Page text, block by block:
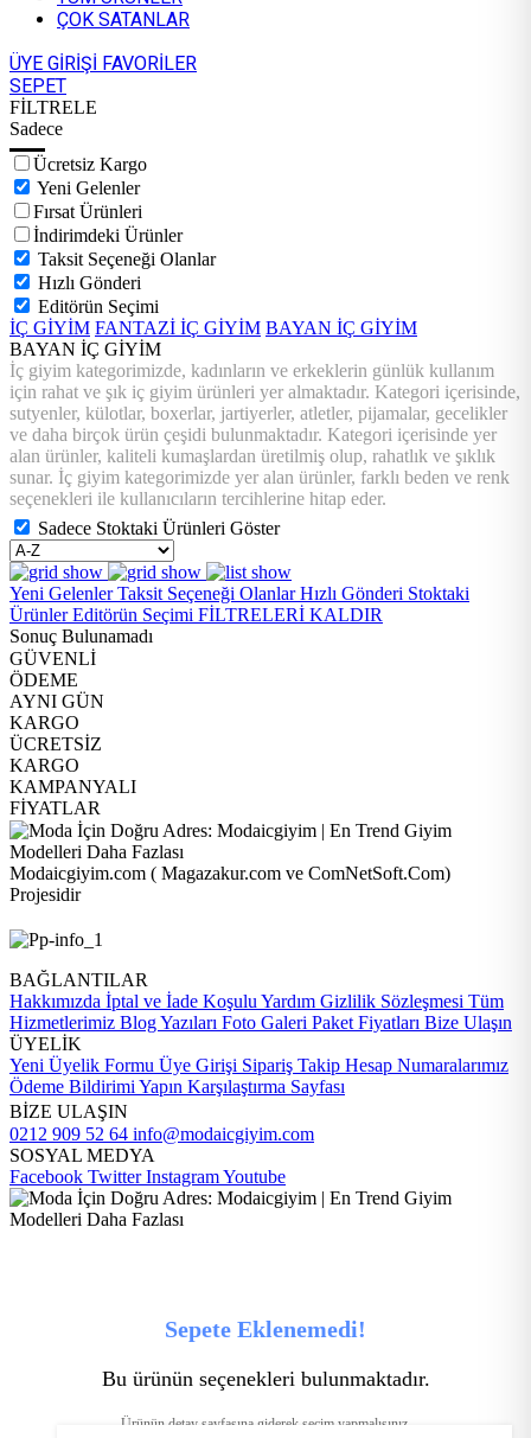
ÇOK SATANLAR
ÜYE GİRİŞİ FAVORİLER
SEPET
FİLTRELE
Sadece
Ücretsiz Kargo
Yeni Gelenler
Fırsat Ürünleri
İndirimdeki Ürünler
Taksit Seçeneği Olanlar
Hızlı Gönderi
Editörün Seçimi
İÇ GİYİM FANTAZİ İÇ GİYİM BAYAN İÇ GİYİM
BAYAN İÇ GİYİM
İç giyim kategorimizde, kadınların ve erkeklerin günlük kullanım
için rahat ve şık iç giyim ürünleri yer almaktadır. Kategori içerisinde,
sutyenler, külotlar, boxerlar, jartiyerler, atletler, pijamalar, gecelikler
ve daha birçok ürün çeşidi bulunmaktadır. Kategori içerisinde yer
alan ürünler, kaliteli kumaşlardan üretilmiş olup, rahatlık ve şıklık
sunar. İç giyim kategorimizde yer alan ürünler, farklı beden ve renk
seçenekleri ile kullanıcıların tercihlerine hitap eder.
Sadece Stoktaki Ürünleri Göster
Yeni GelenlerTaksit Seçeneği OlanlarHızlı Gönderi Stoktaki
ÜrünlerEditörün Seçimi FİLTRELERİ KALDIR
Sonuç Bulunamadı
GÜVENLİ
ÖDEME
AYNI GÜN
KARGO
ÜCRETSİZ
KARGO
KAMPANYALI
FİYATLAR
Modaicgiyim.com ( Magazakur.com ve ComNetSoft.Com)
Projesidir
BAĞLANTILAR
Hakkımızda İptal ve İade Koşulu Yardım Gizlilik Sözleşmesi Tüm
Hizmetlerimiz Blog Yazıları Foto Galeri Paket Fiyatları Bize Ulaşın
ÜYELİK
Yeni Üyelik Formu Üye Girişi Sipariş Takip Hesap Numaralarımız
Ödeme Bildirimi Yapın Karşılaştırma Sayfası
BİZE ULAŞIN
0212 909 52 64 info@modaicgiyim.com
SOSYAL MEDYA
Facebook TwitterInstagramYoutube
Sepete Eklenemedi!
Bu ürünün seçenekleri bulunmaktadır.
Ürünün detay sayfasına giderek seçim yapmalısınız.